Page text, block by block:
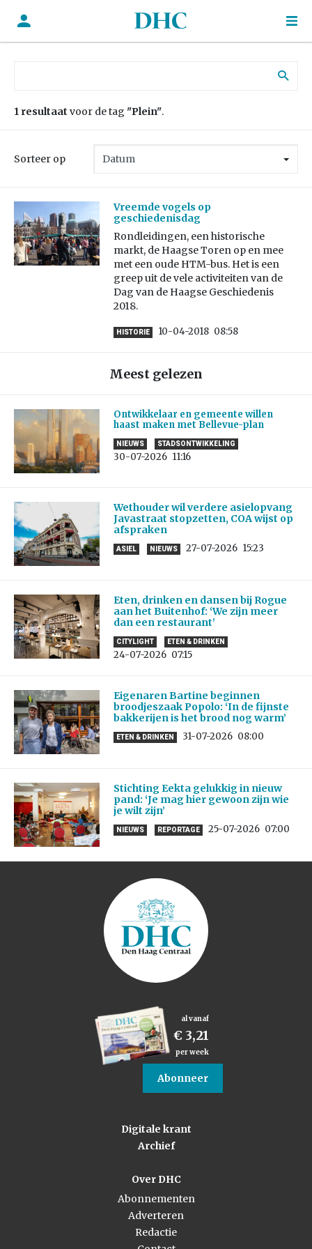
1 resultaat voor de tag "Plein".
Sorteer op
Vreemde vogels op
geschiedenisdag
Rondleidingen, een historische
markt, de Haagse Toren op en mee
met een oude HTM-bus. Het is een
greep uit de vele activiteiten van de
Dag van de Haagse Geschiedenis
2018.
HISTORIE 10-04-2018 08:58
Meest gelezen
Ontwikkelaar en gemeente willen
haast maken met Bellevue-plan
NIEUWS STADSONTWIKKELING
30-07-2026 11:16
Wethouder wil verdere asielopvang
Javastraat stopzetten, COA wijst op
afspraken
ASIEL NIEUWS 27-07-2026 15:23
Eten, drinken en dansen bij Rogue
aan het Buitenhof: ‘We zijn meer
dan een restaurant’
CITYLIGHT ETEN & DRINKEN
24-07-2026 07:15
Eigenaren Bartine beginnen
broodjeszaak Popolo: ‘In de fijnste
bakkerijen is het brood nog warm’
ETEN & DRINKEN 31-07-2026 08:00
Stichting Eekta gelukkig in nieuw
pand: ‘Je mag hier gewoon zijn wie
je wilt zijn’
NIEUWS REPORTAGE 25-07-2026 07:00
al vanaf
€ 3,21
per week
Abonneer
Digitale krant
Archief
Over DHC
Abonnementen
Adverteren
Redactie